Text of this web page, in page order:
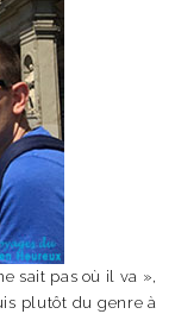
sait pas où il va »,
plutôt du genre à